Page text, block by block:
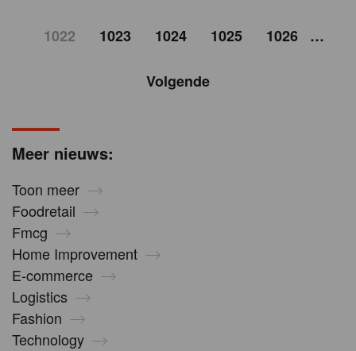
Meer nieuws:
Toon meer
Foodretail
Fmcg
Home Improvement
E-commerce
Logistics
Fashion
Technology
1022 1023 1024 1025 1026 …
Volgende